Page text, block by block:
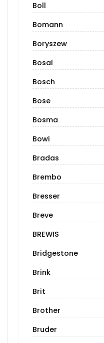
Boll
Bomann
Boryszew
Bosal
Bosch
Bose
Bosma
Bowi
Bradas
Brembo
Bresser
Breve
BREWIS
Bridgestone
Brink
Brit
Brother
Bruder